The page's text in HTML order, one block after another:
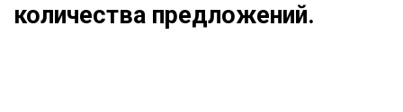
количества предложений.